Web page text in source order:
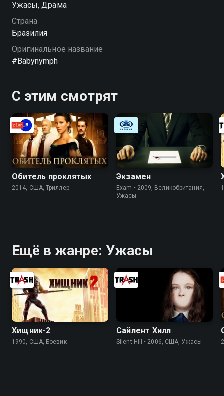
Ужасы, Драма
Страна
Бразилия
Оригинальное название
#Babynymph
С этим смотрят
Обитель проклятых
2014, США, Триллер
Экзамен
Exam • 2009, Великобритания,
Ужасы
Ещё в жанре: Ужасы
Хищник-2
1990, США, Боевик
Сайлент Хилл
Silent Hill • 2006, США, Ужасы